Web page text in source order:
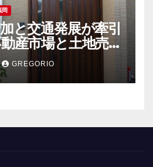
岡
と交通発展が牽引
産市場と土地売買
GREGORIO